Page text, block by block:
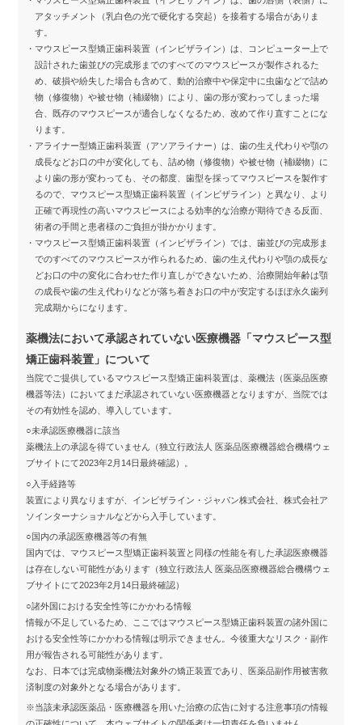
アタッチメント（乳白色の光で硬化する突起）を接着する場合がありま
す。
・マウスピース型矯正歯科装置（インビザライン）は、コンピューター上で
設計された歯並びの完成形までのすべてのマウスピースが製作されるた
め、破損や紛失した場合も含めて、動的治療中や保定中に虫歯などで詰め
物（修復物）や被せ物（補綴物）により、歯の形が変わってしまった場
合、既存のマウスピースが適合しなくなるため、改めて作り直すことにな
ります。
・アライナー型矯正歯科装置（アソアライナー）は、歯の生え代わりや顎の
成長などお口の中が変化しても、詰め物（修復物）や被せ物（補綴物）に
より歯の形が変わっても、その都度、歯型を採ってマウスピースを製作す
るので、マウスピース型矯正歯科装置（インビザライン）と異なり、より
正確で再現性の高いマウスピースによる効率的な治療が期待できる反面、
術者の手間と患者様のご負担が掛かかります。
・マウスピース型矯正歯科装置（インビザライン）では、歯並びの完成形ま
でのすべてのマウスピースが作られるため、歯の生え代わりや顎の成長な
どお口の中の変化に合わせた作り直しができないため、治療開始年齢は顎
の成長や歯の生え代わりなどが落ち着きお口の中が安定するほぼ永久歯列
完成期からになります。
薬機法において承認されていない医療機器「マウスピース型
矯正歯科装置」について
当院でご提供しているマウスピース型矯正歯科装置は、薬機法（医薬品医療
機器等法）においてまだ承認されていない医療機器となりますが、当院では
その有効性を認め、導入しています。
○未承認医療機器に該当
薬機法上の承認を得ていません（独立行政法人 医薬品医療機器総合機構ウェ
ブサイトにて2023年2月14日最終確認）。
○入手経路等
装置により異なりますが、インビザライン・ジャパン株式会社、株式会社ア
ソインターナショナルなどから入手しています。
○国内の承認医療機器等の有無
国内では、マウスピース型矯正歯科装置と同様の性能を有した承認医療機器
は存在しない可能性があります（独立行政法人 医薬品医療機器総合機構ウェ
ブサイトにて2023年2月14日最終確認）
○諸外国における安全性等にかかわる情報
情報が不足しているため、ここではマウスピース型矯正歯科装置の諸外国に
おける安全性等にかかわる情報は明示できません。今後重大なリスク・副作
用が報告される可能性があります。
なお、日本では完成物薬機法対象外の矯正装置であり、医薬品副作用被害救
済制度の対象外となる場合があります。
※当該未承認医薬品・医療機器を用いた治療の広告に対する注意事項の情報